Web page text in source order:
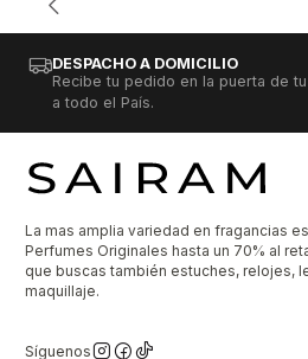
DESPACHO A DOMICILIO
Recibe tu pedido en la puerta de
a todo el País.
La mas amplia variedad en fragancias
Perfumes Originales hasta un 70% al
que buscas también estuches, relojes,
maquillaje.
Síguenos